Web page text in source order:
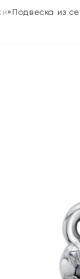
» Подвеска из